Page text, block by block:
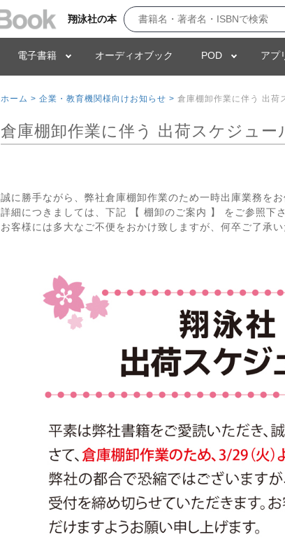
翔泳社の本
電子書籍 オーディオブック POD アプ
ホーム > 企業・教育機関様向けお知らせ > 倉庫棚卸作業に伴う 出荷
倉庫棚卸作業に伴う 出荷スケジュー
誠に勝手ながら、弊社倉庫棚卸作業のため一時出庫業務をお
詳細につきましては、下記 【 棚卸のご案内 】 をご参照下さ
お客様には多大なご不便をおかけ致しますが、何卒ご了承